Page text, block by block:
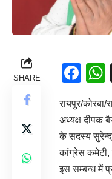
SHARE
रायपुर/
अध्यक्ष दीपक
के सदस्य
कांग्रेस कमेटी,
इस सम्बन्ध में